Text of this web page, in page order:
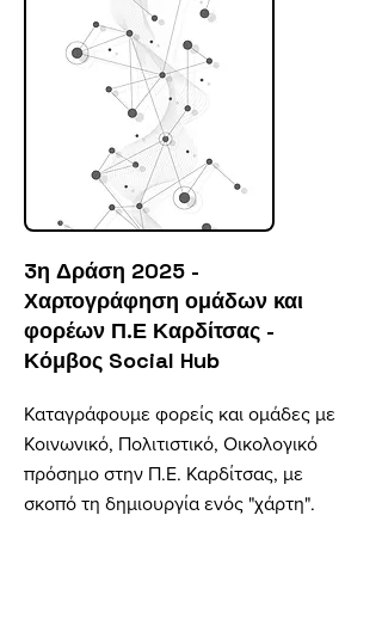
3η Δράση 2025 -
Χαρτογράφηση ομάδων και
φορέων Π.Ε Καρδίτσας -
Κόμβος Social Hub
Καταγράφουμε φορείς και ομάδες με
Κοινωνικό, Πολιτιστικό, Οικολογικό
πρόσημο στην Π.Ε. Καρδίτσας, με
σκοπό τη δημιουργία ενός "χάρτη".